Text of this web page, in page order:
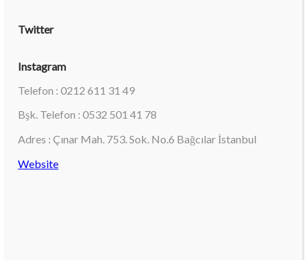
Twitter
Instagram
Telefon : 0212 611 31 49
Bşk. Telefon : 0532 501 41 78
Adres : Çınar Mah. 753. Sok. No.6 Bağcılar İstanbul
Website